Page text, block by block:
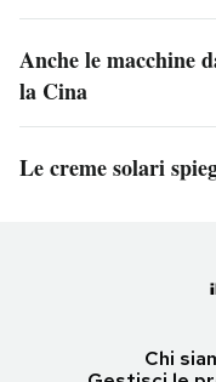
Anche le macchine
la Cina
Le creme solari
Chi